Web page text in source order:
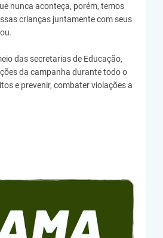
nunca aconteça, porém, temos
crianças juntamente com seus
das secretarias de Educação,
da campanha durante todo o
e prevenir, combater violações a